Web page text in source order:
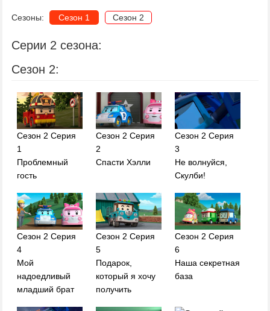
Сезоны: Сезон 1 Сезон 2
Серии 2 сезона:
Сезон 2:
Сезон 2 Серия
1
Проблемный
гость
Сезон 2 Серия
2
Спасти Хэлли
Сезон 2 Серия
3
Не волнуйся,
Скулби!
Сезон 2 Серия
4
Мой
надоедливый
младший брат
Сезон 2 Серия
5
Подарок,
который я хочу
получить
Сезон 2 Серия
6
Наша секретная
база